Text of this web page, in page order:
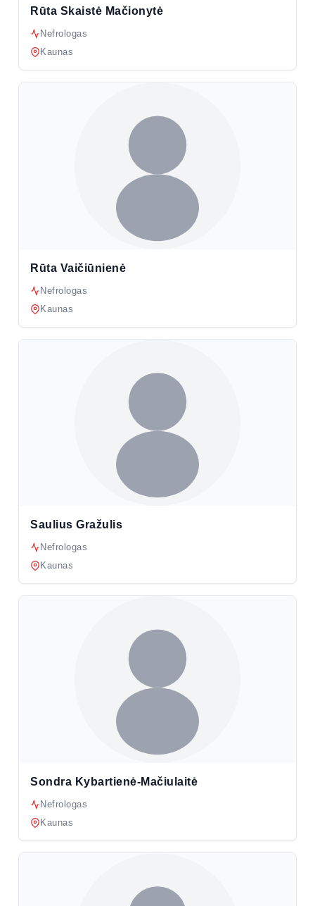
Rūta Skaistė Mačionytė
Nefrologas
Kaunas
Rūta Vaičiūnienė
Nefrologas
Kaunas
Saulius Gražulis
Nefrologas
Kaunas
Sondra Kybartienė-Mačiulaitė
Nefrologas
Kaunas